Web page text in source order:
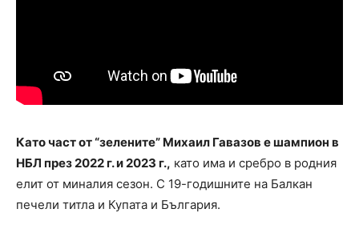
Като част от “зелените” Михаил Гавазов е шампион в
НБЛ през 2022 г. и 2023 г., като има и сребро в родния
елит от миналия сезон. С 19-годишните на Балкан
печели титла и Купата и България.